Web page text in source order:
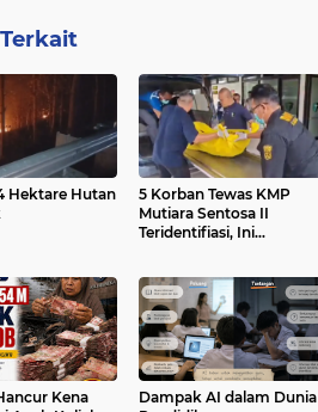
Hektare Hutan
5 Korban Tewas KMP
Mutiara Sentosa II
Teridentifiasi, Ini
Kena
Dampak AI dalam Dunia